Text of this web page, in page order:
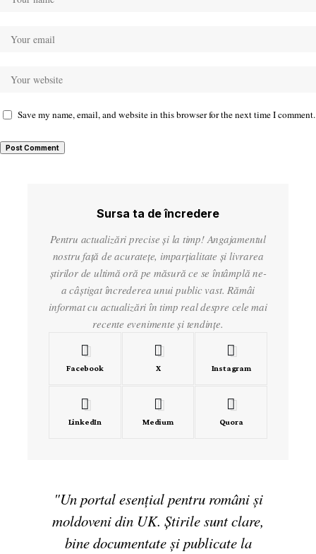
Save my name, email, and website in this browser for the next time I comment.
Sursa ta de încredere
Pentru actualizări precise și la timp! Angajamentul
nostru față de acuratețe, imparțialitate și livrarea
știrilor de ultimă oră pe măsură ce se întâmplă ne-
a câștigat încrederea unui public vast. Rămâi
informat cu actualizări în timp real despre cele mai
recente evenimente și tendințe.
Facebook X Instagram
LinkedIn Medium Quora
"Un portal esențial pentru români și
moldoveni din UK. Știrile sunt clare,
bine documentate și publicate la